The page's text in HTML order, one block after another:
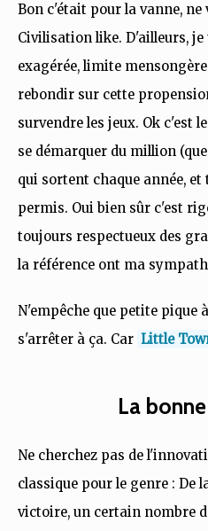
Bon c'était pour la vanne, ne
Civilisation like. D'ailleurs,
exagérée, limite
rebondir sur cette
survendre les jeux. Ok c'est
se démarquer du million
qui sortent chaque année, et
permis. Oui bien sûr c'est
toujours respectueux des
la référence ont ma
N'empêche que petite pique
s'arrêter à ça. Car Little
La
Ne cherchez pas de
classique pour le genre : De
victoire, un certain nombre